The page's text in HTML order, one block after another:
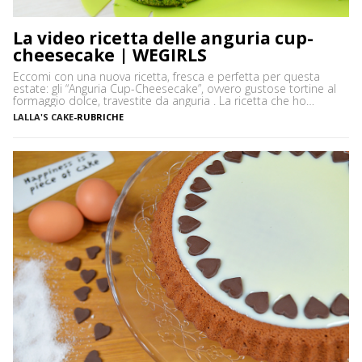
La video ricetta delle anguria cup-
cheesecake | WEGIRLS
Eccomi con una nuova ricetta, fresca e perfetta per questa
estate: gli “Anguria Cup-Cheesecake”, ovvero gustose tortine al
formaggio dolce, travestite da anguria . La ricetta che ho
utilizzato è, come dice il nome stesso, quella della cheesecake
classica senza cottura, mentre lo stampo in cui ho fatto
LALLA'S CAKE-RUBRICHE